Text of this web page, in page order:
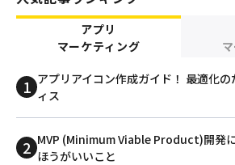
アプリ
マーケティング
アプリアイコン作成ガイド！ 最適化
ィス
MVP (Minimum Viable Product)開発
ほうがいいこと